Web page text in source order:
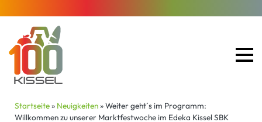
Startseite» Neuigkeiten»Weiter geht´s im Programm:
Willkommen zu unserer Marktfestwoche im Edeka Kissel SBK